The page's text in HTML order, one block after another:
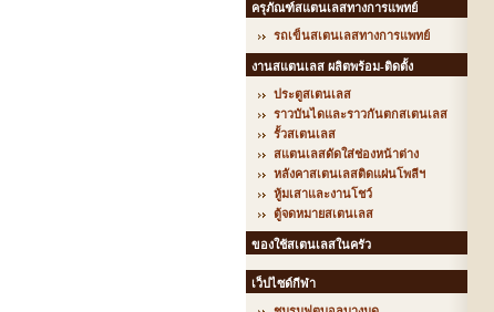
ครุภัณฑ์สแตนเลสทางการแพทย์
รถเข็นสเตนเลสทางการแพทย์
งานสแตนเลส ผลิตพร้อม-ติดตั้ง
ประตูสเตนเลส
ราวบันไดและราวกันตกสเตนเลส
รั้วสเตนเลส
สแตนเลสดัดใส่ช่องหน้าต่าง
หลังคาสเตนเลสติดแผ่นโพลีฯ
หู้มเสาและงานโชว์
ตู้จดหมายสเตนเลส
ของใช้สเตนเลสในครัว
เว็ปไซด์กีฬา